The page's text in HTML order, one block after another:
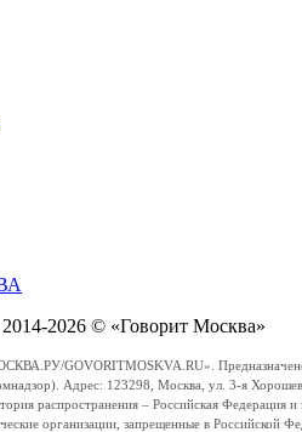
2026 © «Говорит Москва»
GOVORITMOSKVA.RU».
Адрес: 123298, Москва, ул. 3-я
распространения – Российская Федерация
организации, запрещенные в